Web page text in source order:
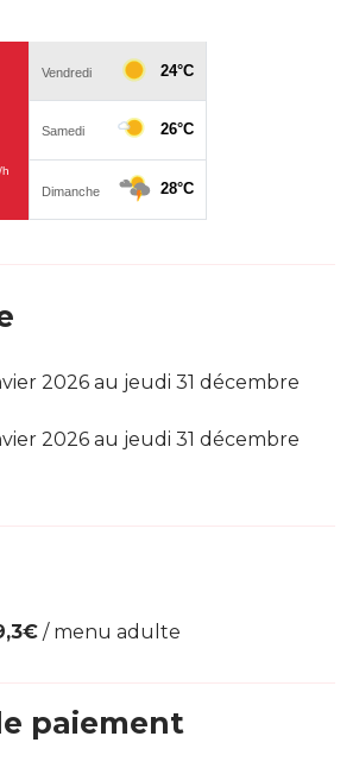
2026 au jeudi 31 décembre
2026 au jeudi 31 décembre
/ menu adulte
paiement